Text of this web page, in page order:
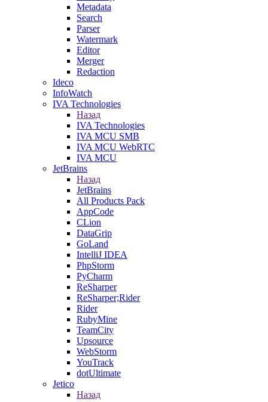
Metadata
Search
Parser
Watermark
Editor
Merger
Redaction
Ideco
InfoWatch
IVA Technologies
Назад
IVA Technologies
IVA MCU SMB
IVA MCU WebRTC
IVA MCU
JetBrains
Назад
JetBrains
All Products Pack
AppCode
CLion
DataGrip
GoLand
IntelliJ IDEA
PhpStorm
PyCharm
ReSharper
ReSharper;Rider
Rider
RubyMine
TeamCity
Upsource
WebStorm
YouTrack
dotUltimate
Jetico
Назад